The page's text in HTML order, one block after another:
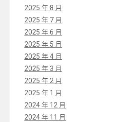
2025 年 8 月
2025 年 7 月
2025 年 6 月
2025 年 5 月
2025 年 4 月
2025 年 3 月
2025 年 2 月
2025 年 1 月
2024 年 12 月
2024 年 11 月